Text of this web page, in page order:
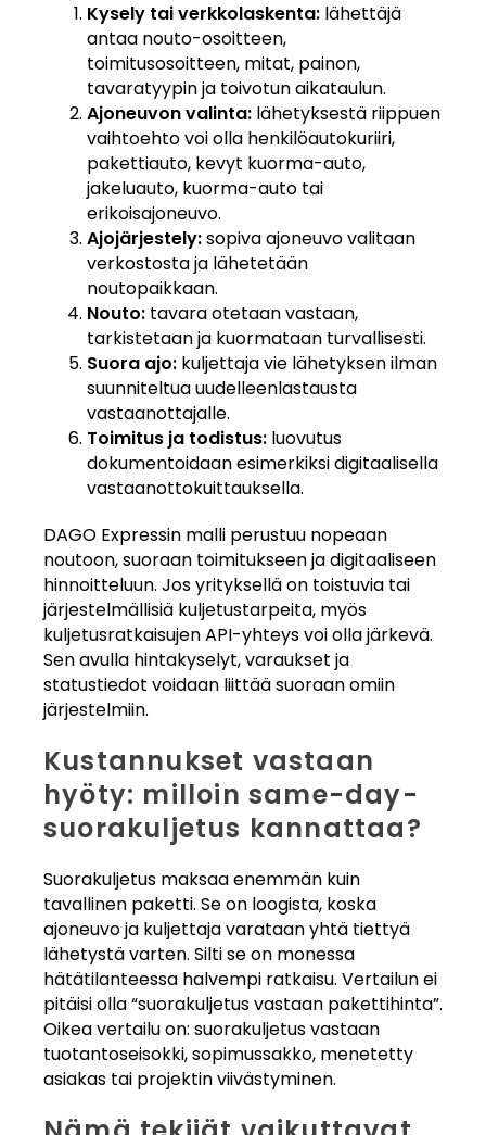
Kysely tai verkkolaskenta: lähettäjä
antaa nouto-osoitteen,
toimitusosoitteen, mitat, painon,
tavaratyypin ja toivotun aikataulun.
Ajoneuvon valinta: lähetyksestä riippuen
vaihtoehto voi olla henkilöautokuriiri,
pakettiauto, kevyt kuorma-auto,
jakeluauto, kuorma-auto tai
erikoisajoneuvo.
Ajojärjestely:sopiva ajoneuvo valitaan
verkostosta ja lähetetään
noutopaikkaan.
Nouto: tavara otetaan vastaan,
tarkistetaan ja kuormataan turvallisesti.
Suora ajo: kuljettaja vie lähetyksen ilman
suunniteltua uudelleenlastausta
vastaanottajalle.
Toimitus ja todistus: luovutus
dokumentoidaan esimerkiksi digitaalisella
vastaanottokuittauksella.
DAGO Expressin malli perustuu nopeaan
noutoon, suoraan toimitukseen ja digitaaliseen
hinnoitteluun. Jos yrityksellä on toistuvia tai
järjestelmällisiä kuljetustarpeita, myös
kuljetusratkaisujen API-yhteys voi olla järkevä.
Sen avulla hintakyselyt, varaukset ja
statustiedot voidaan liittää suoraan omiin
järjestelmiin.
Kustannukset vastaan
hyöty: milloin same-day-
suorakuljetus kannattaa?
Suorakuljetus maksaa enemmän kuin
tavallinen paketti. Se on loogista, koska
ajoneuvo ja kuljettaja varataan yhtä tiettyä
lähetystä varten. Silti se on monessa
hätätilanteessa halvempi ratkaisu. Vertailun ei
pitäisi olla “suorakuljetus vastaan pakettihinta”.
Oikea vertailu on: suorakuljetus vastaan
tuotantoseisokki, sopimussakko, menetetty
asiakas tai projektin viivästyminen.